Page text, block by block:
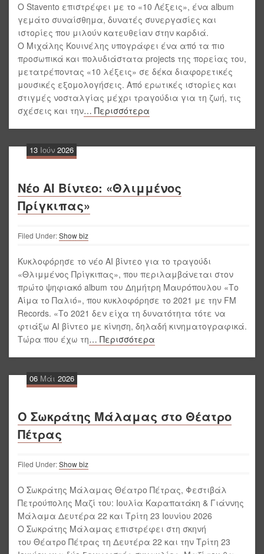
Ο Stavento επιστρέφει με το «10 Λέξεις», ένα album
γεμάτο συναίσθημα, δυνατές συνεργασίες και
ιστορίες που μιλούν κατευθείαν στην καρδιά.
Ο Μιχάλης Κουινέλης υπογράφει ένα από τα πιο
προσωπικά και πολυδιάστατα projects της πορείας του,
μετατρέποντας «10 λέξεις» σε δέκα διαφορετικές
μουσικές εξομολογήσεις. Από ερωτικές ιστορίες και
στιγμές νοσταλγίας μέχρι τραγούδια για τη ζωή, τις
σχέσεις και την… Περισσότερα
13 Ιούν 2026
Νέο AI Βίντεο: «Θλιμμένος
Πρίγκιπας»
Filed Under:Show biz
Κυκλοφόρησε το νέο AI βίντεο για το τραγούδι
«Θλιμμένος Πρίγκιπας», που περιλαμβάνεται στον
πρώτο ψηφιακό album του Δημήτρη Μαυρόπουλου «Το
Αίμα το Παλιό», που κυκλοφόρησε το 2021 με την FM
Records. «Το 2021 δεν είχα τη δυνατότητα τότε να
φτιάξω AI βίντεο με κίνηση, δηλαδή κινηματογραφικά.
Τώρα που έχω τη… Περισσότερα
06 Μάι 2026
Ο Σωκράτης Μάλαμας στο Θέατρο
Πέτρας
Filed Under:Show biz
Ο Σωκράτης Μάλαμας Θέατρο Πέτρας, Φεστιβάλ
Πετρούπολης Μαζί του: Ιουλία Καραπατάκη & Γιάννης
Μάλαμα Δευτέρα 22 και Τρίτη 23 Ιουνίου 2026
Ο Σωκράτης Μάλαμας επιστρέφει στη σκηνή
του Θέατρο Πέτρας τη Δευτέρα 22 και την Τρίτη 23